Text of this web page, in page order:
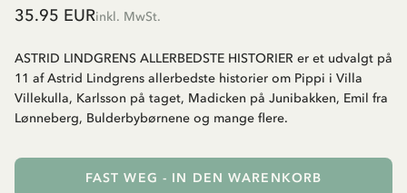
35.95 EURinkl. MwSt.
ASTRID LINDGRENS ALLERBEDSTE HISTORIER er et udvalgt på
11 af Astrid Lindgrens allerbedste historier om Pippi i Villa
Villekulla, Karlsson på taget, Madicken på Junibakken, Emil fra
Lønneberg, Bulderbybørnene og mange flere.
FAST WEG - IN DEN WARENKORB